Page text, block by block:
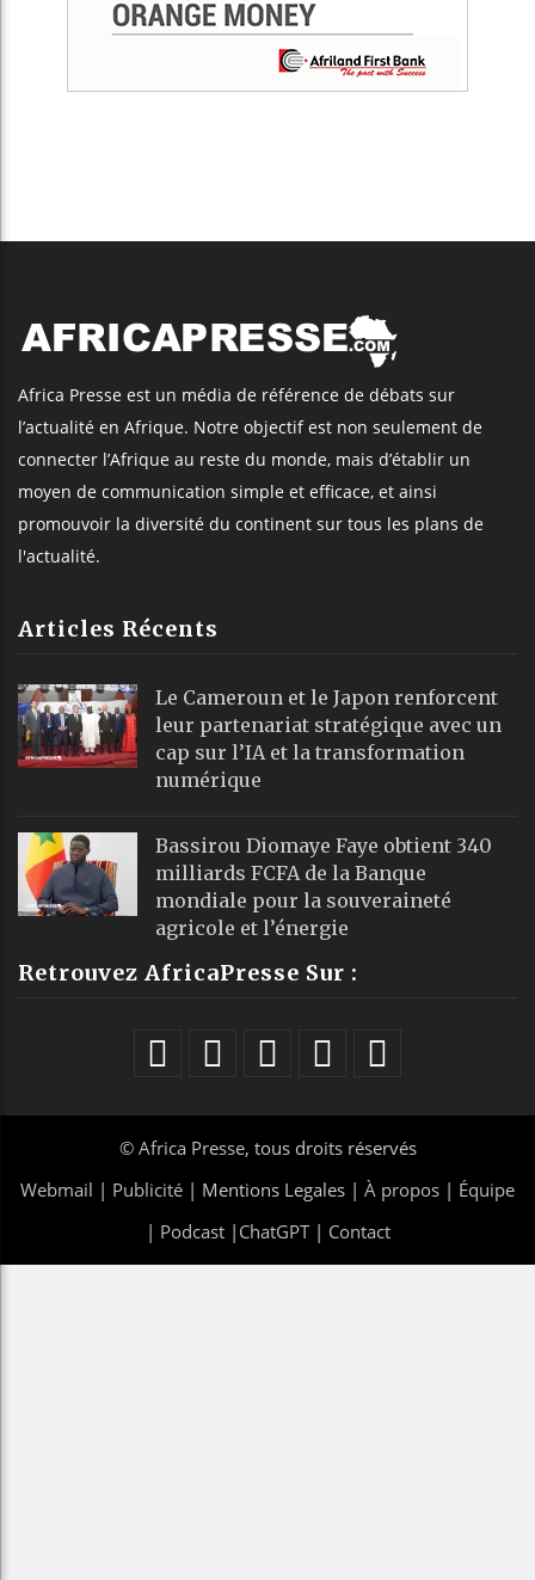
Africa Presse est un média de référence de débats sur
l’actualité en Afrique. Notre objectif est non seulement de
connecter l’Afrique au reste du monde, mais d’établir un
moyen de communication simple et efficace, et ainsi
promouvoir la diversité du continent sur tous les plans de
l'actualité.
Articles Récents
Le Cameroun et le Japon renforcent
leur partenariat stratégique avec un
cap sur l’IA et la transformation
numérique
Bassirou Diomaye Faye obtient 340
milliards FCFA de la Banque
mondiale pour la souveraineté
agricole et l’énergie
Retrouvez AfricaPresse Sur :
© Africa Presse, tous droits réservés
Webmail | Publicité | Mentions Legales | À propos | Équipe
| Podcast| ChatGPT| Contact